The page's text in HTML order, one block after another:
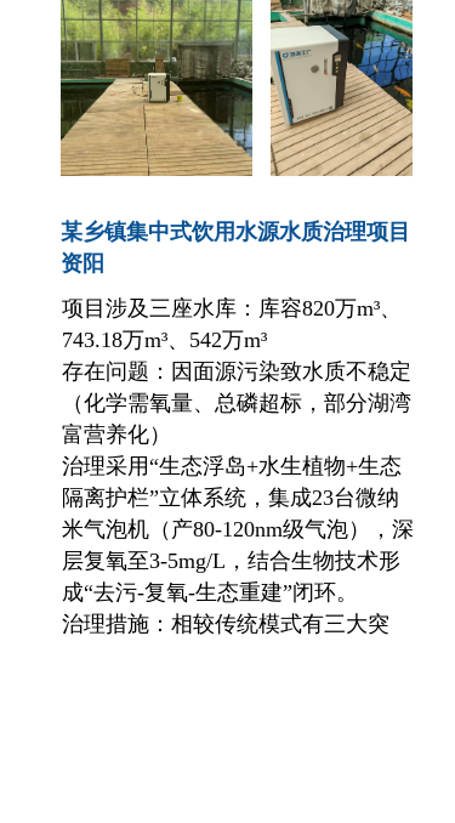
某乡镇集中式饮用水源水质治理项目
资阳
项目涉及三座水库：库容820万m³、
743.18万m³、542万m³
存在问题：因面源污染致水质不稳定
（化学需氧量、总磷超标，部分湖湾
富营养化）
治理采用“生态浮岛+水生植物+生态
隔离护栏”立体系统，集成23台微纳
米气泡机（产80-120nm级气泡），深
层复氧至3-5mg/L，结合生物技术形
成“去污-复氧-生态重建”闭环。
治理措施：相较传统模式有三大突